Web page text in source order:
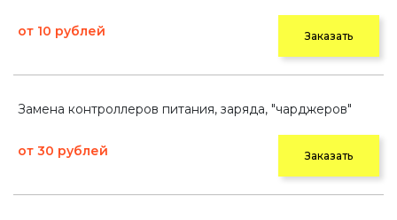
от 10 рублей Заказать
Замена контроллеров питания, заряда, "чарджеров"
от 30 рублей Заказать